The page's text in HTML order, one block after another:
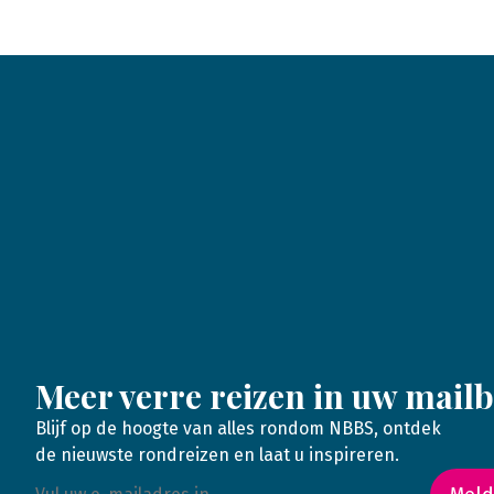
Meer verre reizen in uw
Blijf op de hoogte van alles rondom NBBS, ontdek
de nieuwste rondreizen en laat u inspireren.